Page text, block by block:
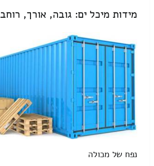
מידות מיכל ים: גובה, אורך, רוחב
נפח של מכולה